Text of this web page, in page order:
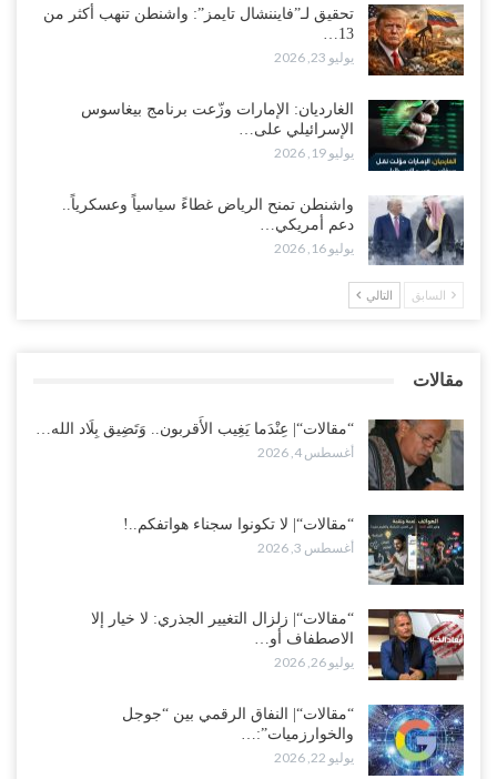
“حضرموت“| بعد اقتحام منزل شيخ بارز.. قبائل الصحراء اليمنية تبدأ
احتشاداً على الحدود السعودية..!
وسط غضبٍ جنوباً.. دعوات لإغلاق مطرح فدغم مع تحوله من معسكر
للتجنيد إلى ساحة لتصفية قادة التحالف..!
“تعز“| مع اقتراب إعادة الهيكلة السعودية.. سباق بين طارق والإصلاح
لإشعال حرب..!
أغسطس 2, 2026
أغسطس 2, 2026
تحقيق لـ”فايننشال تايمز”: واشنطن تنهب أكثر من
13…
يوليو 23, 2026
الغارديان: الإمارات وزّعت برنامج بيغاسوس
الإسرائيلي على…
يوليو 19, 2026
واشنطن تمنح الرياض غطاءً سياسياً وعسكرياً..
دعم أمريكي…
يوليو 16, 2026
السابق التالي
مقالات
“مقالات“| عِنْدَما يَغِيب الأَقربون.. وَتَضِيق بِلَاد الله…
أغسطس 4, 2026
“مقالات“| لا تكونوا سجناء هواتفكم..!
أغسطس 3, 2026
“مقالات“| زلزال التغيير الجذري: لا خيار إلا
الاصطفاف أو…
يوليو 26, 2026
“مقالات“| النفاق الرقمي بين “جوجل
والخوارزميات”:…
يوليو 22, 2026